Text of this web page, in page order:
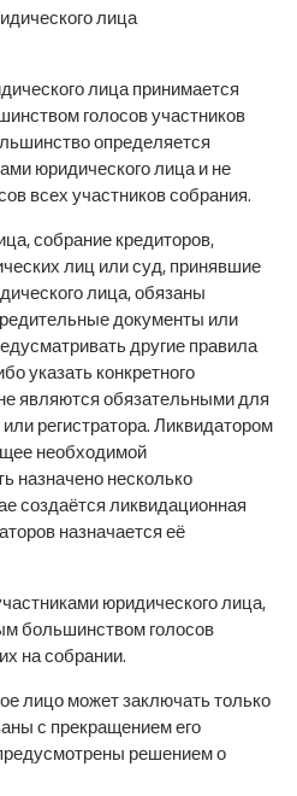
лица
лица принимается
голосов участников
определяется
юридического лица и не
всех участников собрания.
собрание кредиторов,
лиц или суд, принявшие
лица, обязаны
документы или
другие правила
указать конкретного
являются обязательными для
регистратора. Ликвидатором
необходимой
назначено несколько
создаётся ликвидационная
назначается её
юридического лица,
большинством голосов
на собрании.
лицо может заключать только
с прекращением его
решением о